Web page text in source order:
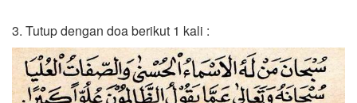
3. Tutup dengan doa berikut 1 kali :